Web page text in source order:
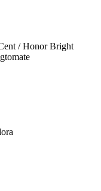
/ Honor Bright